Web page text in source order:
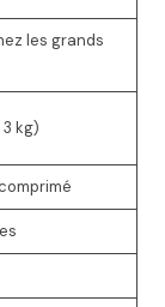
les grands
kg)